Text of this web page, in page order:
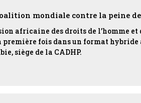
mondiale contre la peine
africaine des droits de l’homme et
première fois dans un format
siège de la CADHP.